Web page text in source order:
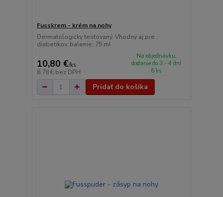
Fusskrem - krém na nohy
Dermatologicky testovaný. Vhodný aj pre
diabetikov. balenie: 75 ml
10,80 €/ks
8,78 € bez DPH
Na objednávku,
dodanie do 3 - 4 dní
6 ks
Pridať do košíka